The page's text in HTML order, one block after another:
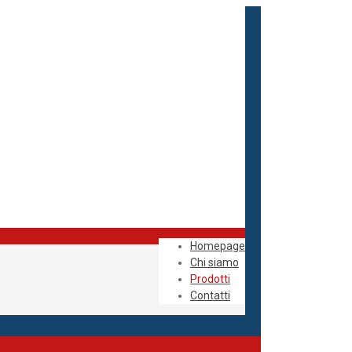
Homepage
Chi siamo
Prodotti
Contatti